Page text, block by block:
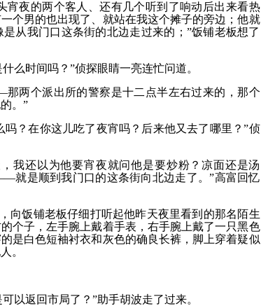
夜的两个客人、还有几个听到了响动后出来看热
个男的也出现了、就站在我这个摊子的旁边；他就
从我门口这条街的北边走过来的；”饭铺老板想了
么时间吗？”侦探眼睛一亮连忙问道。
两个派出所的警察是十二点半左右过来的，那个
。”
？在你这儿吃了夜宵吗？后来他又去了哪里？”侦
我还以为他要宵夜就问他是要炒粉？凉面还是汤
就是顺到我门口的这条街向北边走了。”高富回忆
向饭铺老板仔细打听起他昨天夜里看到的那名陌生
个子，左手腕上戴着手表，右手腕上戴了一只黑色
是白色短袖衬衣和灰色的确良长裤，脚上穿着疑似
。
返回市局了？”助手胡波走了过来。